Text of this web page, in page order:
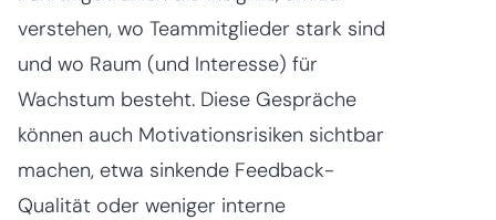
verstehen, wo Teammitglieder stark sind
und wo Raum (und Interesse) für
Wachstum besteht. Diese Gespräche
können auch Motivationsrisiken sichtbar
machen, etwa sinkende Feedback-
Qualität oder weniger interne